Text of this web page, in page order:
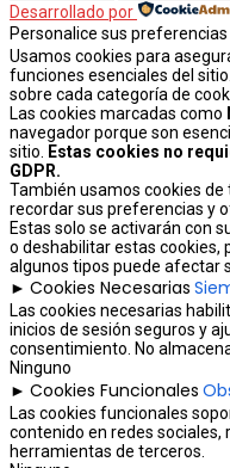
Desarrollado por
Personalice sus preferencias
Usamos cookies para
funciones esenciales del
sobre cada categoría de
Las cookies marcadas como
navegador porque son
sitio. Estas cookies no
GDPR.
También usamos cookies
recordar sus preferencias y
Estas solo se activarán con
o deshabilitar estas cookies,
algunos tipos puede afectar
► Cookies Necesarias
Las cookies necesarias
inicios de sesión seguros y
consentimiento. No
Ninguno
► Cookies Funcionales
Las cookies funcionales
contenido en redes
herramientas de terceros.